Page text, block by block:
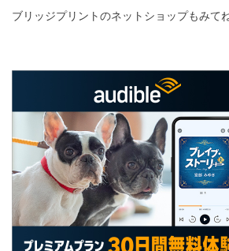
ブリッジプリントのネットショップもみて